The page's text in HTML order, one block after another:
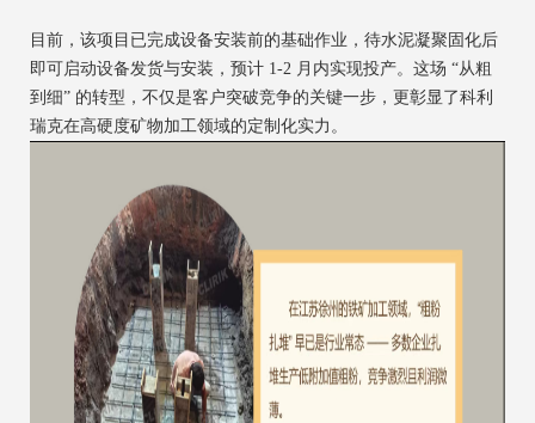
目前，该项目已完成设备安装前的基础作业，待水泥凝聚固化后
即可启动设备发货与安装，预计 1-2 月内实现投产。这场 “从粗
到细” 的转型，不仅是客户突破竞争的关键一步，更彰显了科利
瑞克在高硬度矿物加工领域的定制化实力。